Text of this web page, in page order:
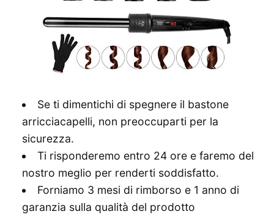
Se ti dimentichi di spegnere il bastone
arricciacapelli, non preoccuparti per la
sicurezza.
Ti risponderemo entro 24 ore e faremo del
nostro meglio per renderti soddisfatto.
Forniamo 3 mesi di rimborso e 1 anno di
garanzia sulla qualità del prodotto